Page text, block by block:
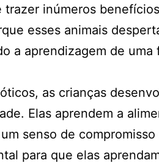
inúmeros
esses animais
a aprendizagem de uma
as crianças
Elas aprendem a
senso de
para que elas